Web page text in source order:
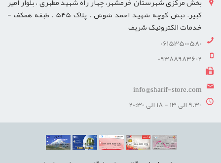
کبیر، نبش کوچه شهید احمد شوش ، پلاک 545 ، طبقه همکف -
خدمات الکترونیک شریف
06153500580
09388983602
info@sharif-store.com
9.30 الی 13 - 18 الی 20:30